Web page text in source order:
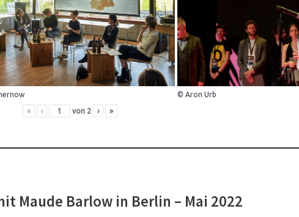
© Aron Urb
« ‹ von 2 › »
Maude Barlow in Berlin – Mai 2022